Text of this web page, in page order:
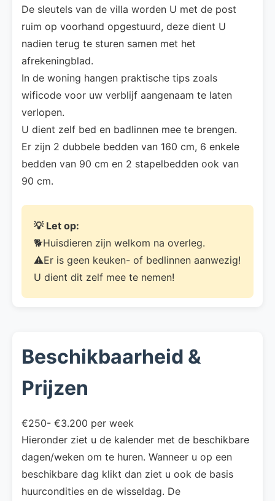
De sleutels van de villa worden U met de post
ruim op voorhand opgestuurd, deze dient U
nadien terug te sturen samen met het
afrekeningblad.
In de woning hangen praktische tips zoals
wificode voor uw verblijf aangenaam te laten
verlopen.
U dient zelf bed en badlinnen mee te brengen.
Er zijn 2 dubbele bedden van 160 cm, 6 enkele
bedden van 90 cm en 2 stapelbedden ook van
90 cm.
💡 Let op:
🐕Huisdieren zijn welkom na overleg.
⚠️Er is geen keuken- of bedlinnen aanwezig!
U dient dit zelf mee te nemen!
Beschikbaarheid &
Prijzen
€250- €3.200 per week
Hieronder ziet u de kalender met de beschikbare
dagen/weken om te huren. Wanneer u op een
beschikbare dag klikt dan ziet u ook de basis
huurcondities en de wisseldag. De